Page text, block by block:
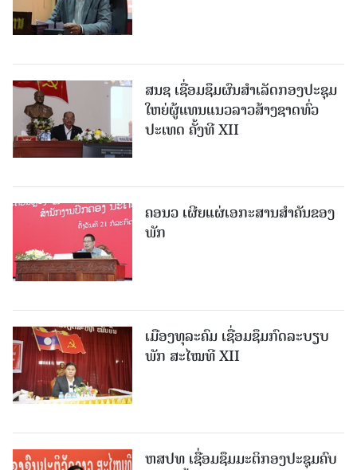
ສນຊ ເຊື່ອມຊຶມຜົນສໍາເລັດກອງປະຊຸມ
ໃຫຍ່ຜູ້ແທນແນວລາວສ້າງຊາດທົ່ວ
ປະເທດ ຄັ້ງທີ XII
ຄອນວ ເຜີຍແຜ່ເອກະສານສໍາຄັນຂອງ
ພັກ
ເມືອງທຸລະຄົມ ເຊື່ອມຊຶມກົດລະບຽບ
ພັກ ສະໄໝທີ XII
ຫສປທ ເຊື່ອມຊຶມມະຕິກອງປະຊຸມຄົບ